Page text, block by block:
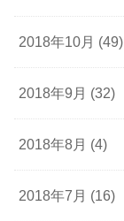
2018年10月 (49)
2018年9月 (32)
2018年8月 (4)
2018年7月 (16)